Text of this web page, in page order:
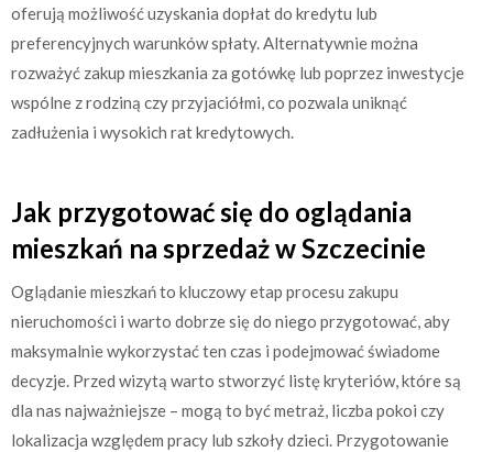
oferują możliwość uzyskania dopłat do kredytu lub
preferencyjnych warunków spłaty. Alternatywnie można
rozważyć zakup mieszkania za gotówkę lub poprzez inwestycje
wspólne z rodziną czy przyjaciółmi, co pozwala uniknąć
zadłużenia i wysokich rat kredytowych.
Jak przygotować się do oglądania
mieszkań na sprzedaż w Szczecinie
Oglądanie mieszkań to kluczowy etap procesu zakupu
nieruchomości i warto dobrze się do niego przygotować, aby
maksymalnie wykorzystać ten czas i podejmować świadome
decyzje. Przed wizytą warto stworzyć listę kryteriów, które są
dla nas najważniejsze – mogą to być metraż, liczba pokoi czy
lokalizacja względem pracy lub szkoły dzieci. Przygotowanie